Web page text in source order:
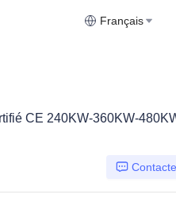
Français
CE 240KW-360KW-